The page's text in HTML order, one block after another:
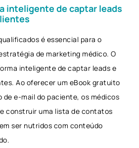
inteligente de captar leads
é essencial para o
de marketing médico. O
inteligente de captar leads e
Ao oferecer um eBook gratuito
de e-mail do paciente, os médicos
construir uma lista de contatos
ser nutridos com conteúdo